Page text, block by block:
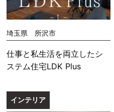
埼玉県 所沢市
仕事と私生活を両立したシ
ステム住宅LDK Plus
インテリア